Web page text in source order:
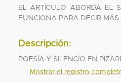
EL ARTÍCULO ABORDA EL
FUNCIONA PARA DECIR
Descripción:
POESÍA Y SILENCIO EN
Mostrar el registro